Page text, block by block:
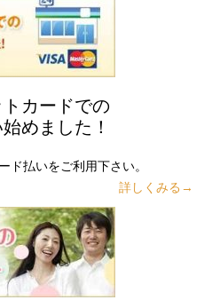
カードでの
めました！
ド払いをご利用下さい。
詳しくみる→